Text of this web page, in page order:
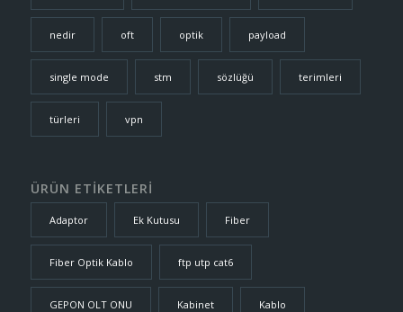
nedir oft optik payload
single mode stm sözlüğü terimleri
türleri vpn
ÜRÜN ETİKETLERİ
Adaptor Ek Kutusu Fiber
Fiber Optik Kablo ftp utp cat6
GEPON OLT ONU Kabinet Kablo